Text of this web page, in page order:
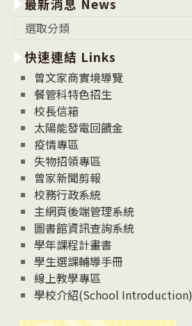
最新消息 News
消
息
News
選取分類
快速連結 Links
曾文家商實境導覽
餐管科特色招生
校長信箱
太陽能發電回饋金
疫情專區
失物招領專區
曾家新聞剪報
校務行政系統
主網頁後端管理系統
圖書館資訊查詢系統
學年課程計畫書
學生選課輔導手冊
線上教學專區
學校介紹(School Introduction)